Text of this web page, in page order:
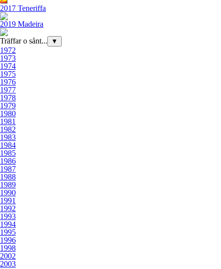
2017 Teneriffa
2019 Madeira
Träffar o sånt...
▼
1972
1973
1974
1975
1976
1977
1978
1979
1980
1981
1982
1983
1984
1985
1986
1987
1988
1989
1990
1991
1992
1993
1994
1995
1996
1998
2002
2003